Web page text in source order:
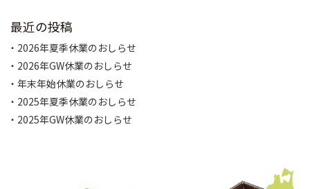
ー
シ
ョ
ン
最近の投稿
2026年夏季休業のおしらせ
2026年GW休業のおしらせ
年末年始休業のおしらせ
2025年夏季休業のおしらせ
2025年GW休業のおしらせ